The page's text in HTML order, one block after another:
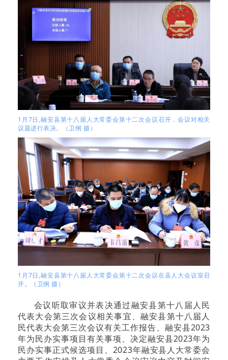
1月7日,融安县第十八届人大常委会第十二次会议召开，会议对相关
议题进行表决。（卫纲 摄）
1月7日,融安县第十八届人大常委会第十二次会议在县人大会议室召
开。（卫纲 摄）
会议听取审议并表决通过融安县第十八届人民
代表大会第三次会议相关事宜、融安县第十八届人
民代表大会第三次会议有关工作报告、融安县2023
年为民办实事项目有关事项、决定融安县2023年为
民办实事正式候选项目、2023年融安县人大常委会